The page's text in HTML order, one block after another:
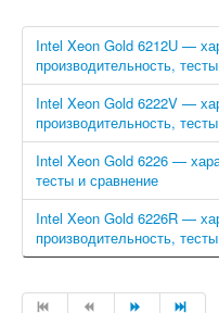
Intel Xeon Gold 6212U —
производительность,
Intel Xeon Gold 6222V —
производительность,
Intel Xeon Gold 6226 —
тесты и сравнение
Intel Xeon Gold 6226R —
производительность,